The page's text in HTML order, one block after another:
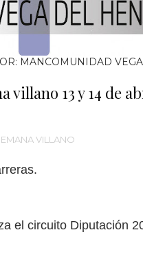
MANCOMUNIDAD
villano 13 y 14 de
VILLANO
el circuito Diputación